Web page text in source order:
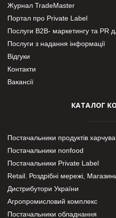
Журнал TradeMaster
Портал про Private Label
Послуги В2В- маркетингу та PR
Послуги з надання інформації
Відгуки
Контакти
Вакансії
КАТАЛОГ
Постачальники продуктів
Постачальники nonfood
Постачальники Private Label
Retail. Роздрібні мережі,
Дистрибутори України
Агропромисловий комплекс
Постачальники обладнання